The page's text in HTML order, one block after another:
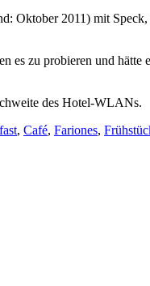
Oktober 2011) mit
es zu probieren und
des Hotel-WLANs.
, Café, Fariones,